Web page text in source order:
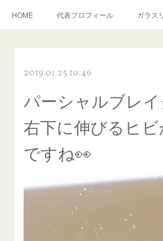
HOME 代表プロフィール ガラス
飛び石施工料金について
当店へのアクセス 建築ガラスキズ取り
【プロ使用】フッ素系ガラストリートメント
当店の良心的価格の
欧州車モールの白サビやシミを落とす！
飛び石ひび割れでヒビ先が伸びた場合は？
2019.01.25 10:46
パーシャルブレイ
右下に伸びるヒ
ですね👀